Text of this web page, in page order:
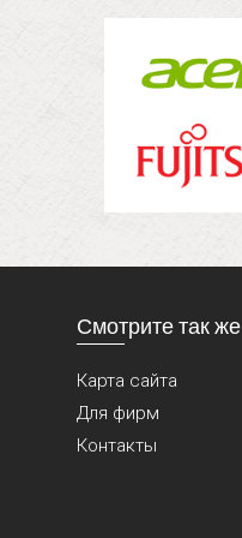
Смотрите так же
Карта сайта
Для фирм
Контакты